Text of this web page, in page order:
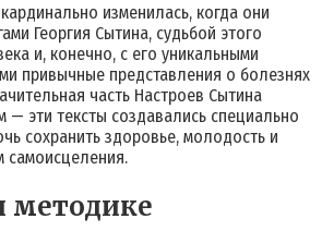
изменилась, когда они
Георгия Сытина, судьбой этого
и, конечно, с его уникальными
привычные представления о болезнях
часть Настроев Сытина
эти тексты создавались специально
сохранить здоровье, молодость и
самоисцеления.
методике